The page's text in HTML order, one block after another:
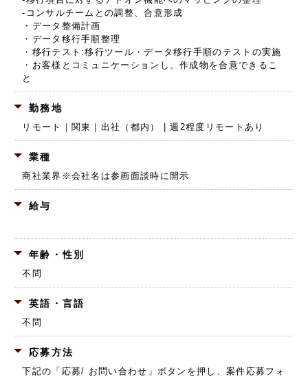
-コンサルチームとの調整、合意形成
・データ整備計画
・データ移行手順整理
・移行テスト:移行ツール・データ移行手順のテストの実施
・お客様とコミュニケーションし、作成物を合意できるこ
と
勤務地
リモート｜関東｜出社（都内） | 週2程度リモートあり
業種
商社業界 ※会社名は参画面談時に開示
給与
年齢・性別
不問
英語・言語
不問
応募方法
下記の「応募/ お問い合わせ」ボタンを押し、 案件応募フォ